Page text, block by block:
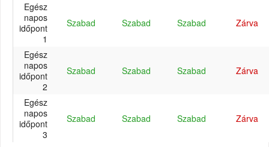
Egész
napos
időpont
1
Szabad Szabad Szabad Zárva
Egész
napos
időpont
2
Szabad Szabad Szabad Zárva
Egész
napos
időpont
3
Szabad Szabad Szabad Zárva